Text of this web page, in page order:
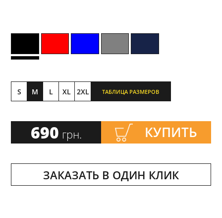
S M L XL 2XL ТАБЛИЦА РАЗМЕРОВ
690 грн. КУПИТЬ
ЗАКАЗАТЬ В ОДИН КЛИК